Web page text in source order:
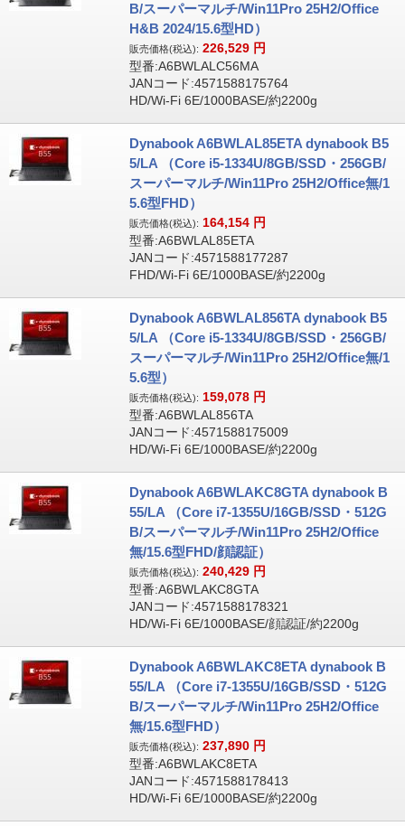
B/スーパーマルチ/Win11Pro 25H2/Office
H&B 2024/15.6型HD）
販売価格(税込): 226,529 円
型番:A6BWLALC56MA
JANコード:4571588175764
HD/Wi-Fi 6E/1000BASE/約2200g
Dynabook A6BWLAL85ETA dynabook B5
5/LA （Core i5-1334U/8GB/SSD・256GB/
スーパーマルチ/Win11Pro 25H2/Office無/1
5.6型FHD）
販売価格(税込): 164,154 円
型番:A6BWLAL85ETA
JANコード:4571588177287
FHD/Wi-Fi 6E/1000BASE/約2200g
Dynabook A6BWLAL856TA dynabook B5
5/LA （Core i5-1334U/8GB/SSD・256GB/
スーパーマルチ/Win11Pro 25H2/Office無/1
5.6型）
販売価格(税込): 159,078 円
型番:A6BWLAL856TA
JANコード:4571588175009
HD/Wi-Fi 6E/1000BASE/約2200g
Dynabook A6BWLAKC8GTA dynabook B
55/LA （Core i7-1355U/16GB/SSD・512G
B/スーパーマルチ/Win11Pro 25H2/Office
無/15.6型FHD/顔認証）
販売価格(税込): 240,429 円
型番:A6BWLAKC8GTA
JANコード:4571588178321
HD/Wi-Fi 6E/1000BASE/顔認証/約2200g
Dynabook A6BWLAKC8ETA dynabook B
55/LA （Core i7-1355U/16GB/SSD・512G
B/スーパーマルチ/Win11Pro 25H2/Office
無/15.6型FHD）
販売価格(税込): 237,890 円
型番:A6BWLAKC8ETA
JANコード:4571588178413
HD/Wi-Fi 6E/1000BASE/約2200g